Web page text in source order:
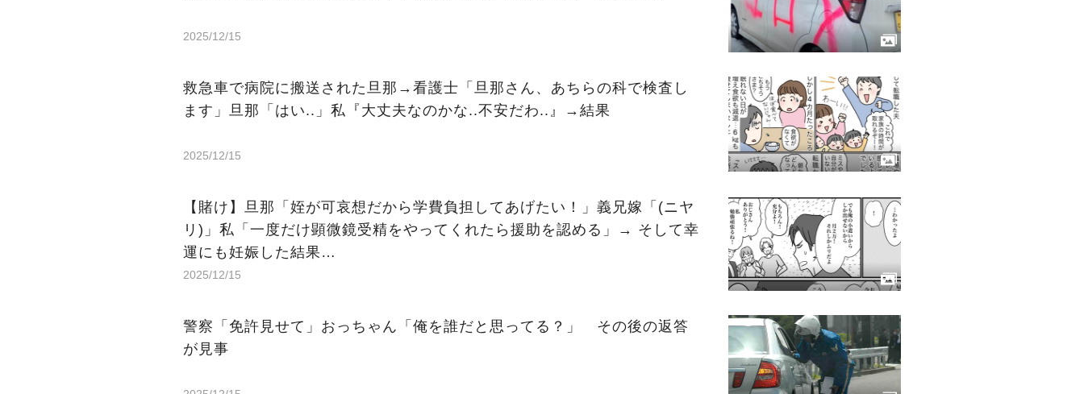
2025/12/15
救急車で病院に搬送された旦那→看護士「旦那さん、あちらの科で検査し
ます」旦那「はい..」私『大丈夫なのかな..不安だわ..』→結果
2025/12/15
【賭け】旦那「姪が可哀想だから学費負担してあげたい！」義兄嫁「(ニヤ
リ)」私「一度だけ顕微鏡受精をやってくれたら援助を認める」→ そして幸
運にも妊娠した結果…
2025/12/15
警察「免許見せて」おっちゃん「俺を誰だと思ってる？」 その後の返答
が見事